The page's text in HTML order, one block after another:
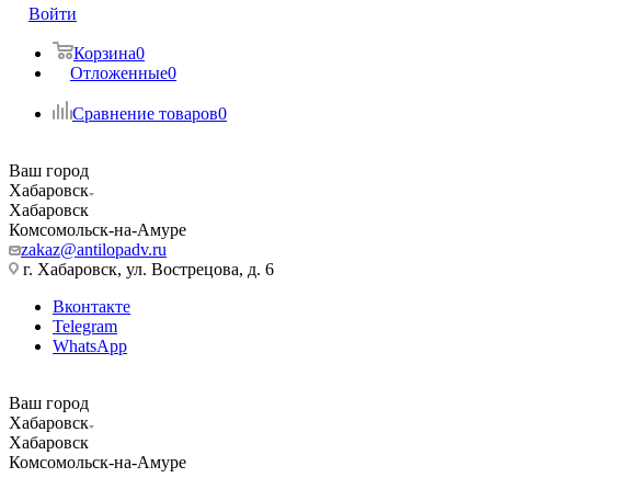
Войти
Корзина0
Отложенные0
Сравнение товаров0
Ваш город
Хабаровск
Хабаровск
Комсомольск-на-Амуре
zakaz@antilopadv.ru
г. Хабаровск, ул. Вострецова, д. 6
Вконтакте
Telegram
WhatsApp
Ваш город
Хабаровск
Хабаровск
Комсомольск-на-Амуре